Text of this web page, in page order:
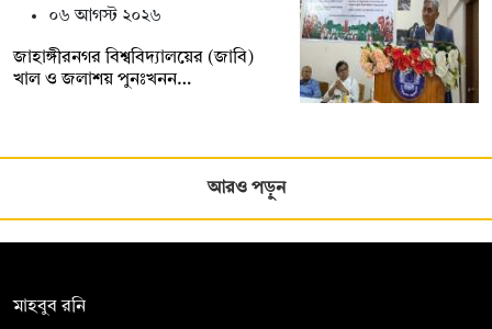
০৬ আগস্ট ২০২৬
‎‎জাহাঙ্গীরনগর বিশ্ববিদ্যালয়ের (জাবি)
খাল ও জলাশয় পুনঃখনন…
আরও পড়ুন
মাহবুব রনি